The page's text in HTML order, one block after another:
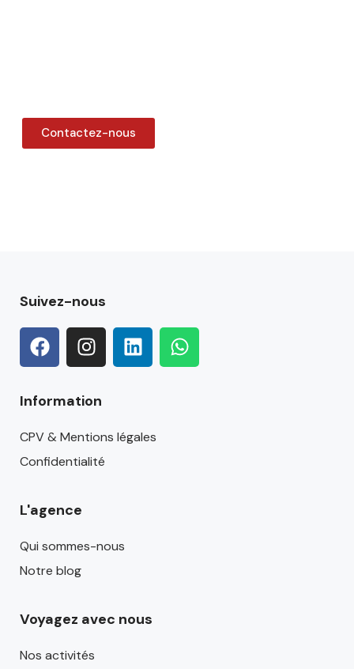
Contactez-nous
Suivez-nous
Information
CPV & Mentions légales
Confidentialité
L'agence
Qui sommes-nous
Notre blog
Voyagez avec nous
Nos activités